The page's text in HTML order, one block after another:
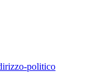
politico